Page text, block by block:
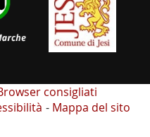
consigliati
Mappa del sito